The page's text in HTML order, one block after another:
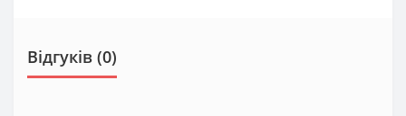
Відгуків (0)